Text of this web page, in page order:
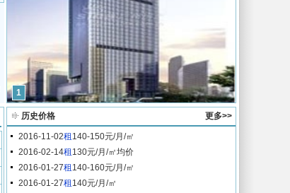
1
更多>>
历史价格
2016-11-02租 140-150元/月/㎡
2016-02-14租 130元/月/㎡均价
2016-01-27租 140-160元/月/㎡
2016-01-27租 140元/月/㎡